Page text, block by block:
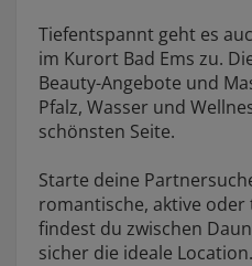
Tiefentspannt geht es
im Kurort Bad Ems zu.
Beauty-Angebote und
Pfalz, Wasser und
schönsten Seite.
Starte deine
romantische, aktive
findest du zwischen
sicher die ideale Location.